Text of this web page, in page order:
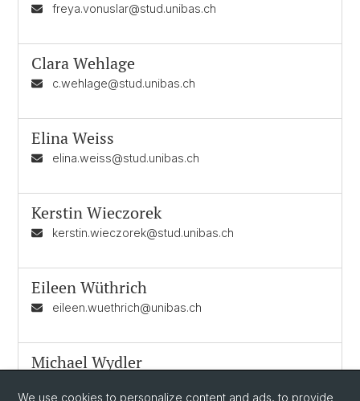
freya.vonuslar@stud.unibas.ch
Clara Wehlage
c.wehlage@stud.unibas.ch
Elina Weiss
elina.weiss@stud.unibas.ch
Kerstin Wieczorek
kerstin.wieczorek@stud.unibas.ch
Eileen Wüthrich
eileen.wuethrich@unibas.ch
Michael Wydler
We use cookies to personalize content and ads, to provide